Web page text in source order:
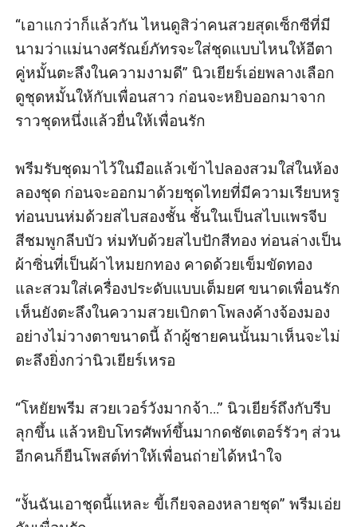
“เอาแกว่าก็แล้วกัน ไหนดูสิว่าคนสวยสุดเซ็กซีที่มี
นามว่าแม่นางศรัณย์ภัทรจะใส่ชุดแบบไหนให้อีตา
คู่หมั้นตะลึงในความงามดี” นิวเยียร์เอ่ยพลางเลือก
ดูชุดหมั้นให้กับเพื่อนสาว ก่อนจะหยิบออกมาจาก
ราวชุดหนึ่งแล้วยื่นให้เพื่อนรัก
พรีมรับชุดมาไว้ในมือแล้วเข้าไปลองสวมใส่ในห้อง
ลองชุด ก่อนจะออกมาด้วยชุดไทยที่มีความเรียบหรู
ท่อนบนห่มด้วยสไบสองชั้น ชั้นในเป็นสไบแพรจีบ
สีชมพูกลีบบัว ห่มทับด้วยสไบปักสีทอง ท่อนล่างเป็น
ผ้าซิ่นที่เป็นผ้าไหมยกทอง คาดด้วยเข็มขัดทอง
และสวมใส่เครื่องประดับแบบเต็มยศ ขนาดเพื่อนรัก
เห็นยังตะลึงในความสวยเบิกตาโพลงค้างจ้องมอง
อย่างไม่วางตาขนาดนี้ ถ้าผู้ชายคนนั้นมาเห็นจะไม่
ตะลึงยิ่งกว่านิวเยียร์เหรอ
“โหยัยพรีม สวยเวอร์วังมากจ้า…” นิวเยียร์ถึงกับรีบ
ลุกขึ้น แล้วหยิบโทรศัพท์ขึ้นมากดชัตเตอร์รัวๆ ส่วน
อีกคนก็ยืนโพสต์ท่าให้เพื่อนถ่ายได้หนำใจ
“งั้นฉันเอาชุดนี้แหละ ขี้เกียจลองหลายชุด” พรีมเอ่ย